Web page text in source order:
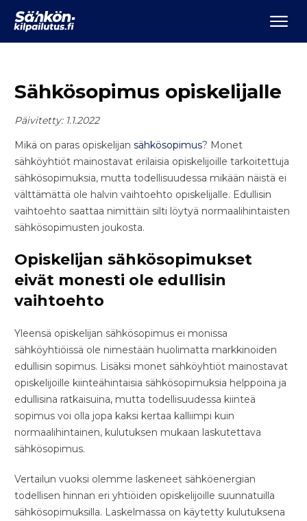
Sähkösopimus opiskelijalle
Päivitetty: 1.1.2022
Mikä on paras opiskelijan sähkösopimus? Monet
sähköyhtiöt mainostavat erilaisia opiskelijoille tarkoitettuja
sähkösopimuksia, mutta todellisuudessa mikään näistä ei
välttämättä ole halvin vaihtoehto opiskelijalle. Edullisin
vaihtoehto saattaa nimittäin silti löytyä normaalihintaisten
sähkösopimusten joukosta.
Opiskelijan sähkösopimukset
eivät monesti ole edullisin
vaihtoehto
Yleensä opiskelijan sähkösopimus ei monissa
sähköyhtiöissä ole nimestään huolimatta markkinoiden
edullisin sopimus. Lisäksi monet sähköyhtiöt mainostavat
opiskelijoille kiinteähintaisia sähkösopimuksia helppoina ja
edullisina ratkaisuina, mutta todellisuudessa kiinteä
sopimus voi olla jopa kaksi kertaa kalliimpi kuin
normaalihintainen, kulutuksen mukaan laskutettava
sähkösopimus.
Vertailun vuoksi olemme laskeneet sähköenergian
todellisen hinnan eri yhtiöiden opiskelijoille suunnatuilla
sähkösopimuksilla. Laskelmassa on käytetty kulutuksena